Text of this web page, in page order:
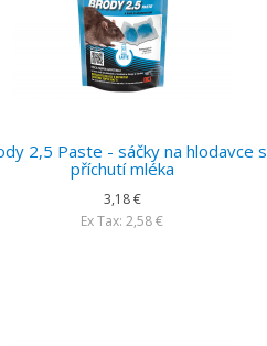
2,5 Paste - sáčky na hlodavce s
příchutí mléka
3,18 €
Ex Tax: 2,58 €